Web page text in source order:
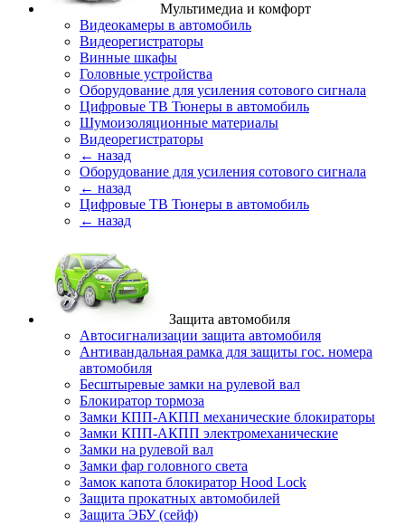
Мультимедиа и комфорт
Видеокамеры в автомобиль
Видеорегистраторы
Винные шкафы
Головные устройства
Оборудование для усиления сотового сигнала
Цифровые ТВ Тюнеры в автомобиль
Шумоизоляционные материалы
Видеорегистраторы
← назад
Оборудование для усиления сотового сигнала
← назад
Цифровые ТВ Тюнеры в автомобиль
← назад
Защита автомобиля
Автосигнализации защита автомобиля
Антивандальная рамка для защиты гос. номера
автомобиля
Бесштыревые замки на рулевой вал
Блокиратор тормоза
Замки КПП-АКПП механические блокираторы
Замки КПП-АКПП электромеханические
Замки на рулевой вал
Замки фар головного света
Замок капота блокиратор Hood Lock
Защита прокатных автомобилей
Защита ЭБУ (сейф)